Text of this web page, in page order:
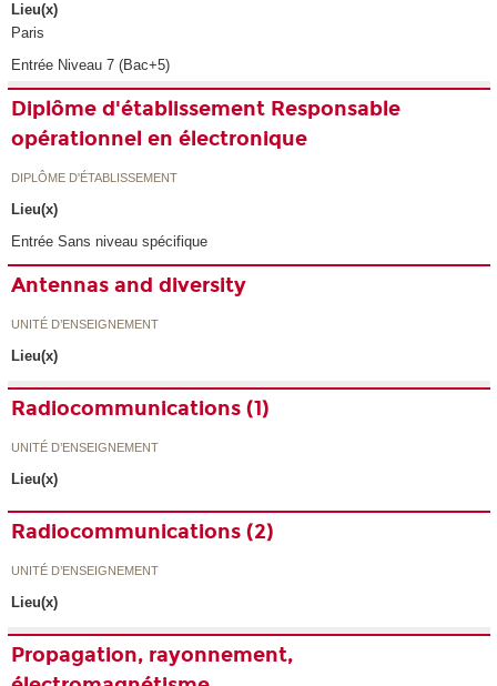
Lieu(x)
Paris
Entrée Niveau 7 (Bac+5)
Diplôme d'établissement Responsable
opérationnel en électronique
DIPLÔME D'ÉTABLISSEMENT
Lieu(x)
Entrée Sans niveau spécifique
Antennas and diversity
UNITÉ D’ENSEIGNEMENT
Lieu(x)
Radiocommunications (1)
UNITÉ D’ENSEIGNEMENT
Lieu(x)
Radiocommunications (2)
UNITÉ D’ENSEIGNEMENT
Lieu(x)
Propagation, rayonnement,